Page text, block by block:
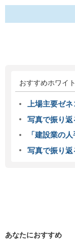
おすすめホワイ
上場主要ゼ
写真で振り返
「建設業の
写真で振り
あなたにおすすめ